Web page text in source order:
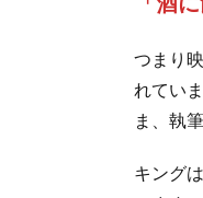
つまり
れてい
ま、執
キング